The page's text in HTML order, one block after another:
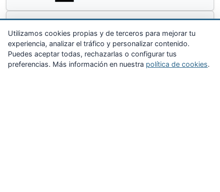
Contacta
Utilizamos cookies propias y de terceros para mejorar tu
experiencia, analizar el tráfico y personalizar contenido.
Puedes aceptar todas, rechazarlas o configurar tus
preferencias. Más información en nuestra política de cookies.